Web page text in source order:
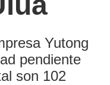
Yutong
pendiente
son 102